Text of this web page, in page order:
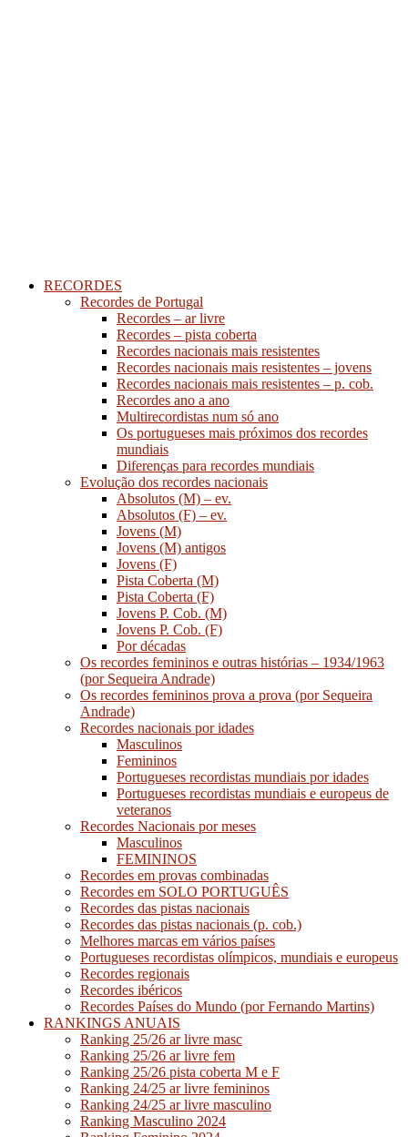
RECORDES
Recordes de Portugal
Recordes – ar livre
Recordes – pista coberta
Recordes nacionais mais resistentes
Recordes nacionais mais resistentes – jovens
Recordes nacionais mais resistentes – p. cob.
Recordes ano a ano
Multirecordistas num só ano
Os portugueses mais próximos dos recordes
mundiais
Diferenças para recordes mundiais
Evolução dos recordes nacionais
Absolutos (M) – ev.
Absolutos (F) – ev.
Jovens (M)
Jovens (M) antigos
Jovens (F)
Pista Coberta (M)
Pista Coberta (F)
Jovens P. Cob. (M)
Jovens P. Cob. (F)
Por décadas
Os recordes femininos e outras histórias – 1934/1963
(por Sequeira Andrade)
Os recordes femininos prova a prova (por Sequeira
Andrade)
Recordes nacionais por idades
Masculinos
Femininos
Portugueses recordistas mundiais por idades
Portugueses recordistas mundiais e europeus de
veteranos
Recordes Nacionais por meses
Masculinos
FEMININOS
Recordes em provas combinadas
Recordes em SOLO PORTUGUÊS
Recordes das pistas nacionais
Recordes das pistas nacionais (p. cob.)
Melhores marcas em vários países
Portugueses recordistas olímpicos, mundiais e europeus
Recordes regionais
Recordes ibéricos
Recordes Países do Mundo (por Fernando Martins)
RANKINGS ANUAIS
Ranking 25/26 ar livre masc
Ranking 25/26 ar livre fem
Ranking 25/26 pista coberta M e F
Ranking 24/25 ar livre femininos
Ranking 24/25 ar livre masculino
Ranking Masculino 2024